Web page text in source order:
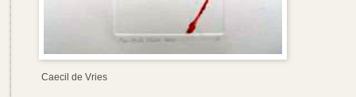
Caecil de Vries